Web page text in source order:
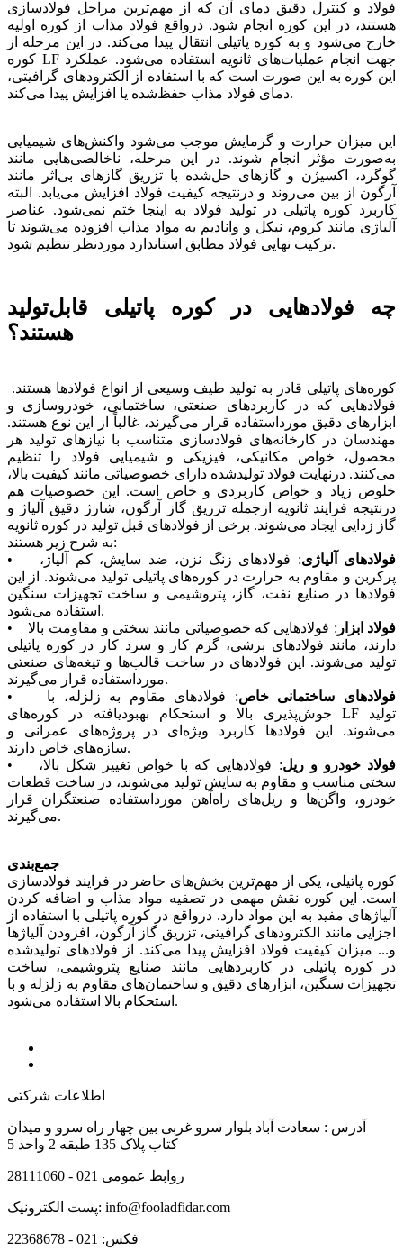
فولاد و کنترل دقیق دمای آن که از مهم‌ترین مراحل فولادسازی
هستند، در این کوره انجام شود. درواقع فولاد مذاب از کوره اولیه
خارج می‌شود و به کوره پاتیلی انتقال پیدا می‌کند. در این مرحله از
کوره LF جهت انجام عملیات‌های ثانویه استفاده می‌شود. عملکرد
این کوره به این صورت است که با استفاده از الکترودهای گرافیتی،
دمای فولاد مذاب حفظ‌شده یا افزایش پیدا می‌کند.
این میزان حرارت و گرمایش موجب می‌شود واکنش‌های شیمیایی
به‌صورت مؤثر انجام شوند. در این مرحله، ناخالصی‌هایی مانند
گوگرد، اکسیژن و گازهای حل‌شده با تزریق گازهای بی‌اثر مانند
آرگون از بین می‌روند و درنتیجه کیفیت فولاد افزایش می‌یابد. البته
کاربرد کوره پاتیلی در تولید فولاد به اینجا ختم نمی‌شود. عناصر
آلیاژی مانند کروم، نیکل و وانادیم به مواد مذاب افزوده می‌شوند تا
ترکیب نهایی فولاد مطابق استاندارد موردنظر تنظیم شود.
چه فولادهایی در کوره پاتیلی قابل‌تولید
هستند؟
فولادهایی که در کاربردهای صنعتی، ساختمانی، خودروسازی و
ابزارهای دقیق مورداستفاده قرار می‌گیرند، غالباً از این نوع هستند.
مهندسان در کارخانه‌های فولادسازی متناسب با نیازهای تولید هر
محصول، خواص مکانیکی، فیزیکی و شیمیایی فولاد را تنظیم
می‌کنند. درنهایت فولاد تولیدشده دارای خصوصیاتی مانند کیفیت بالا،
خلوص زیاد و خواص کاربردی و خاص است. این خصوصیات هم
درنتیجه فرایند ثانویه ازجمله تزریق گاز آرگون، شارژ دقیق آلیاژ و
گاز زدایی ایجاد می‌شوند. برخی از فولادهای قبل تولید در کوره ثانویه
به شرح زیر هستند:
•
فولادهای آلیاژی: فولادهای زنگ نزن، ضد سایش، کم آلیاژ،
پرکربن و مقاوم به حرارت در کوره‌های پاتیلی تولید می‌شوند. از این
فولادها در صنایع نفت، گاز، پتروشیمی و ساخت تجهیزات سنگین
استفاده می‌شود.
•
فولاد ابزار : فولادهایی که خصوصیاتی مانند سختی و مقاومت بالا
دارند، مانند فولادهای برشی، گرم کار و سرد کار در کوره پاتیلی
تولید می‌شوند. این فولادهای در ساخت قالب‌ها و تیغه‌های صنعتی
مورداستفاده قرار می‌گیرند.
•
فولادهای ساختمانی خاص: فولادهای مقاوم به زلزله، با
جوش‌پذیری بالا و استحکام بهبودیافته در کوره‌های LF تولید
می‌شوند. این فولادها کاربرد ویژه‌ای در پروژه‌های عمرانی و
سازه‌های خاص دارند.
•
فولاد خودرو و ریل: فولادهایی که با خواص تغییر شکل بالا،
سختی مناسب و مقاوم به سایش تولید می‌شوند، در ساخت قطعات
خودرو، واگن‌ها و ریل‌های راه‌آهن مورداستفاده صنعتگران قرار
می‌گیرند.
جمع‌بندی
کوره پاتیلی، یکی از مهم‌ترین بخش‌های حاضر در فرایند فولادسازی
است. این کوره نقش مهمی در تصفیه مواد مذاب و اضافه کردن
آلیاژهای مفید به این مواد دارد. درواقع در کوره پاتیلی با استفاده از
اجزایی مانند الکترودهای گرافیتی، تزریق گاز آرگون، افزودن آلیاژها
و... میزان کیفیت فولاد افزایش پیدا می‌کند. از فولادهای تولیدشده
در کوره پاتیلی در کاربردهایی مانند صنایع پتروشیمی، ساخت
تجهیزات سنگین، ابزارهای دقیق و ساختمان‌های مقاوم به زلزله و با
استحکام بالا استفاده می‌شود.
اطلاعات شرکتی
آدرس : سعادت آباد بلوار سرو غربی بین چهار راه سرو و میدان
کتاب پلاک 135 طبقه 2 واحد 5
روابط عمومی 021 - 28111060
پست الکترونیک: info@fooladfidar.com
فکس: 021 - 22368678